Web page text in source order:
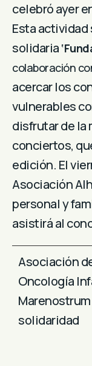
celebró ayer
Esta actividad
solidaria
colaboración
acercar los
vulnerables
disfrutar de la
conciertos,
edición. El
Asociación
personal y
asistirá al
Asociación
Oncología
solidaridad